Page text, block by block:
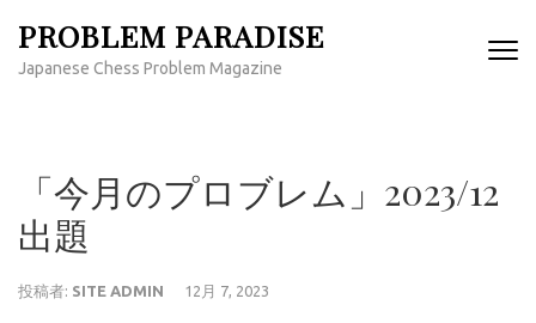
(Enter
PROBLEM PARADISE
Japanese Chess Problem Magazine
「今月のプロブレム」2023/12
出題
投稿者: SITE ADMIN 12月 7, 2023